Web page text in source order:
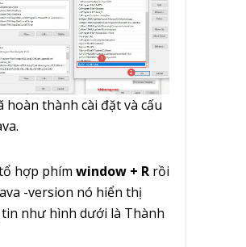
hoàn thành cài đặt và cấu
hợp phím window + R rồi
-version nó hiển thị
như hình dưới là Thành